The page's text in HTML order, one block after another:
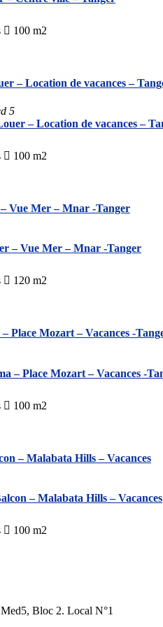
100 m2
– Location de vacances –
5
100 m2
Vue Mer – Mnar -Tanger
120 m2
Place Mozart – Vacances -
100 m2
– Malabata Hills – Vacances
100 m2
Bloc 2. Local N°1